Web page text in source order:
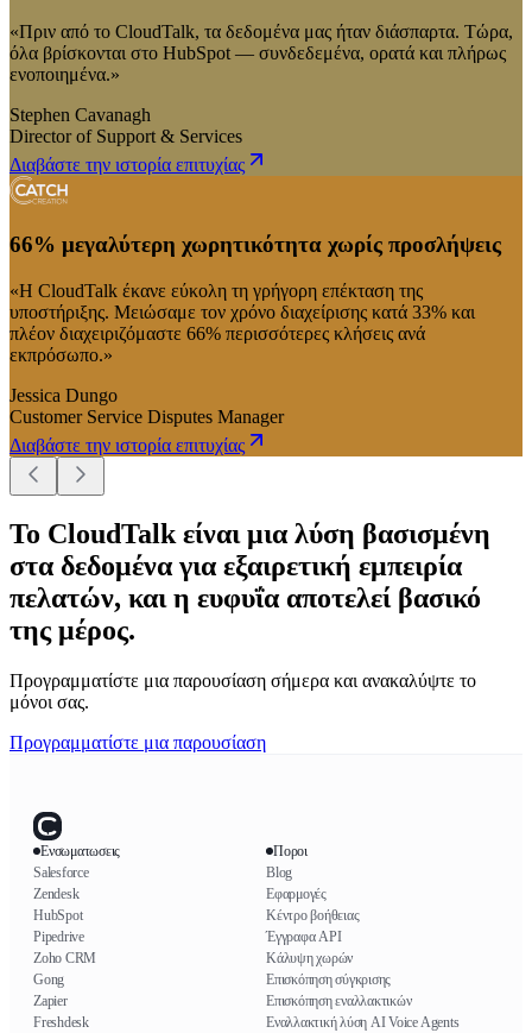
«Πριν από το CloudTalk, τα δεδομένα μας ήταν διάσπαρτα. Τώρα,
όλα βρίσκονται στο HubSpot — συνδεδεμένα, ορατά και πλήρως
ενοποιημένα.»
Stephen Cavanagh
Director of Support & Services
Διαβάστε την ιστορία επιτυχίας
66% μεγαλύτερη χωρητικότητα χωρίς προσλήψεις
«Η CloudTalk έκανε εύκολη τη γρήγορη επέκταση της
υποστήριξης. Μειώσαμε τον χρόνο διαχείρισης κατά 33% και
πλέον διαχειριζόμαστε 66% περισσότερες κλήσεις ανά
εκπρόσωπο.»
Jessica Dungo
Customer Service Disputes Manager
Διαβάστε την ιστορία επιτυχίας
Το CloudTalk είναι μια λύση βασισμένη
στα δεδομένα για εξαιρετική εμπειρία
πελατών, και η ευφυΐα αποτελεί βασικό
της μέρος.
Προγραμματίστε μια παρουσίαση σήμερα και ανακαλύψτε το
μόνοι σας.
Προγραμματίστε μια παρουσίαση
Ενσωματωσεις
Salesforce
Zendesk
HubSpot
Pipedrive
Zoho CRM
Gong
Zapier
Freshdesk
Ποροι
Blog
Εφαρμογές
Κέντρο βοήθειας
Έγγραφα API
Κάλυψη χωρών
Επισκόπηση σύγκρισης
Επισκόπηση εναλλακτικών
Εναλλακτική λύση AI Voice Agents